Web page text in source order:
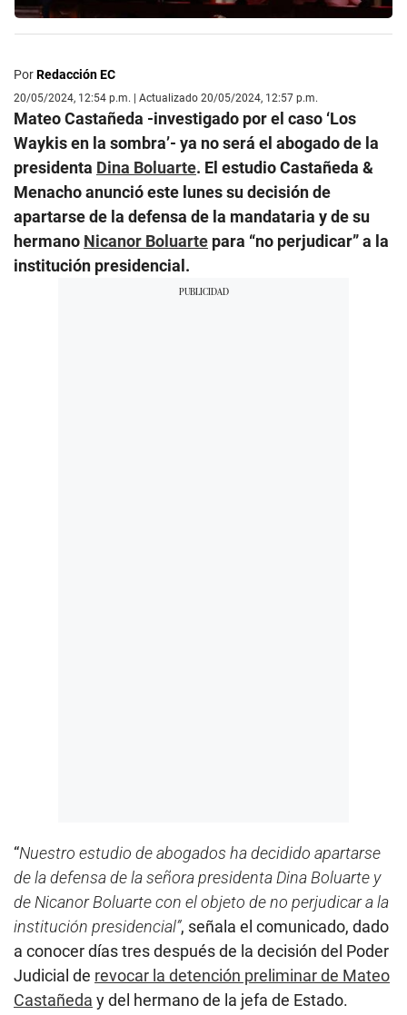
PorRedacción EC
20/05/2024, 12:54 p.m. | Actualizado 20/05/2024, 12:57 p.m.
Mateo Castañeda -investigado por el caso ‘Los
Waykis en la sombra’- ya no será el abogado de la
presidenta Dina Boluarte. El estudio Castañeda &
Menacho anunció este lunes su decisión de
apartarse de la defensa de la mandataria y de su
hermano Nicanor Boluarte para “no perjudicar” a la
institución presidencial.
“Nuestro estudio de abogados ha decidido apartarse
de la defensa de la señora presidenta Dina Boluarte y
de Nicanor Boluarte con el objeto de no perjudicar a la
institución presidencial”, señala el comunicado, dado
a conocer días tres después de la decisión del Poder
Judicial de revocar la detención preliminar de Mateo
Castañeda y del hermano de la jefa de Estado.